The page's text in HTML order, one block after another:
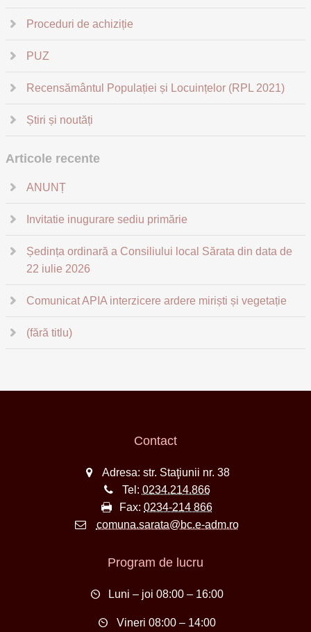
Proceduri de achiziție
PUZ
Recensământul Populației și Locuințelor (RPL 2021)
Știri și noutăți
Articole recente
ANUNȚ
Invitatie inugurare sediu primărie
Ședința ordinară a Consiliului local Sărata din data de
22 iulie 2026
Comunicat APIA interzicere ardere miriști și vegetație
(fără titlu)
Contact
Adresa: str. Staţiunii nr. 38
Tel: 0234.214.866
Fax: 0234-214 866
comuna.sarata@bc.e-adm.ro
Program de lucru
Luni – joi 08:00 – 16:00
Vineri 08:00 – 14:00